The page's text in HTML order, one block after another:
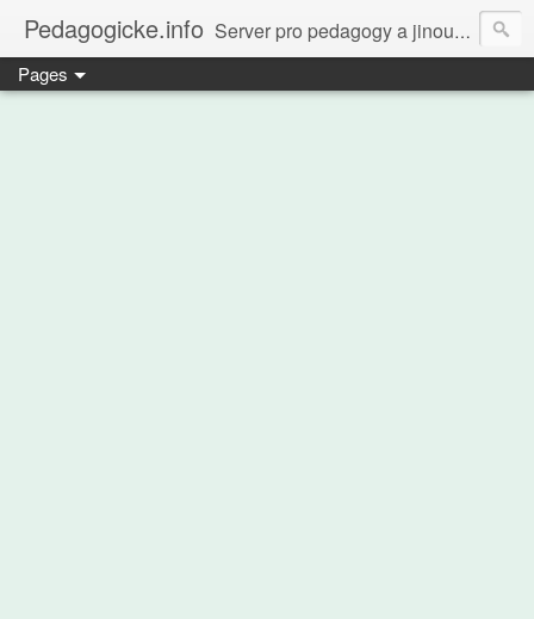
Pedagogicke.info Server pro pedagogy a jinou zvířenu
Pages